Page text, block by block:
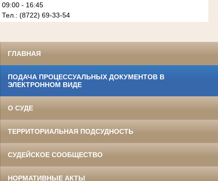
09:00 - 16:45
Тел.: (8722) 69-33-54
ГЛАВНАЯ
ПОДАЧА ПРОЦЕССУАЛЬНЫХ ДОКУМЕНТОВ В
ЭЛЕКТРОННОМ ВИДЕ
О СУДЕ
ТЕРРИТОРИАЛЬНАЯ ПОДСУДНОСТЬ
СУДЕЙСКОЕ СООБЩЕСТВО
НОРМАТИВНЫЕ АКТЫ